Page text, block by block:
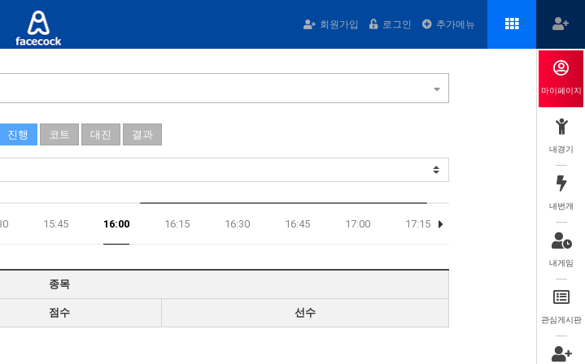
회원가입 로그인 추가메뉴
진행 코트 대진 결과
15:45 16:00 16:15 16:30 16:45 17:00 17:15
종목
점수 선수
마이페이지
내경기
내번개
내게임
관심게시판